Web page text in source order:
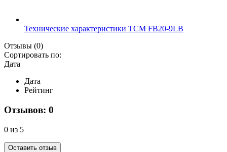
Технические характеристики TCM FB20-9LB
Отзывы (0)
Сортировать по:
Дата
Дата
Рейтинг
Отзывов: 0
0 из 5
Оставить отзыв